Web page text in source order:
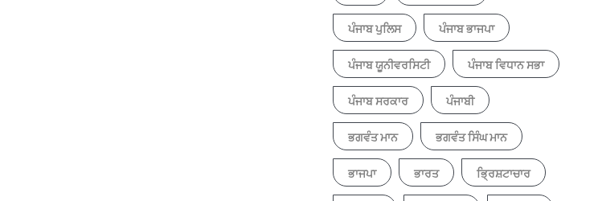
ਪੰਜਾਬ ਪੁਲਿਸ ਪੰਜਾਬ ਭਾਜਪਾ
ਪੰਜਾਬ ਯੂਨੀਵਰਸਿਟੀ ਪੰਜਾਬ ਵਿਧਾਨ ਸਭਾ
ਪੰਜਾਬ ਸਰਕਾਰ ਪੰਜਾਬੀ
ਭਗਵੰਤ ਮਾਨ ਭਗਵੰਤ ਸਿੰਘ ਮਾਨ
ਭਾਜਪਾ ਭਾਰਤ ਭ੍ਰਿਸ਼ਟਾਚਾਰ